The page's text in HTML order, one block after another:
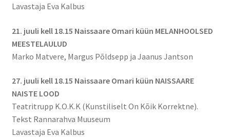
Lavastaja Eva Kalbus
21. juuli kell 18.15 Naissaare Omari küün MELANHOOLSED
MEESTELAULUD
Marko Matvere, Margus Põldsepp ja Jaanus Jantson
27. juuli kell 18.15 Naissaare Omari küün NAISSAARE
NAISTE LOOD
Teatritrupp K.O.K.K (Kunstiliselt On Kõik Korrektne).
Tekst Rannarahva Muuseum
Lavastaja Eva Kalbus